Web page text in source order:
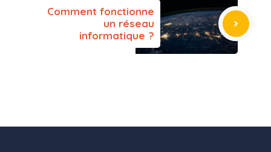
Comment fonctionne
un réseau
informatique ?